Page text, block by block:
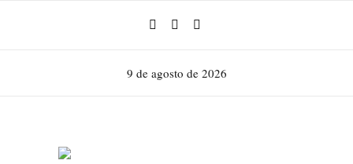
9 de agosto de 2026